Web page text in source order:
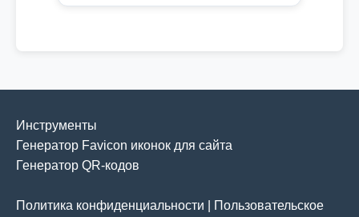
Инструменты
Генератор Favicon иконок для сайта
Генератор QR-кодов
Политика конфиденциальности Пользовательское